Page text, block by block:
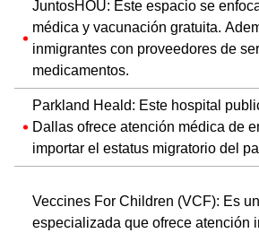
JuntosHOU: Este espacio se
médica y vacunación gratuita.
inmigrantes con proveedores de
medicamentos.
Parkland Heald: Este hospital
Dallas ofrece atención médica de
importar el estatus migratorio del
Veccines For Children (VCF): Es
especializada que ofrece atención